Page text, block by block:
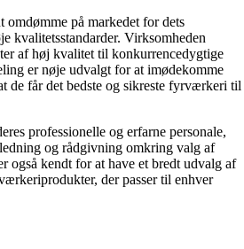
omdømme på markedet for dets
kvalitetsstandarder. Virksomheden
af høj kvalitet til konkurrencedygtige
er nøje udvalgt for at imødekomme
de får det bedste og sikreste fyrværkeri til
professionelle og erfarne personale,
og rådgivning omkring valg af
også kendt for at have et bredt udvalg af
der passer til enhver